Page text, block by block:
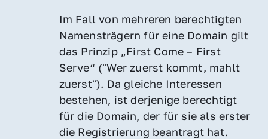
Im Fall von mehreren berechtigten
Namensträgern für eine Domain gilt
das Prinzip „First Come – First
Serve“ ("Wer zuerst kommt, mahlt
zuerst"). Da gleiche Interessen
bestehen, ist derjenige berechtigt
für die Domain, der für sie als erster
die Registrierung beantragt hat.